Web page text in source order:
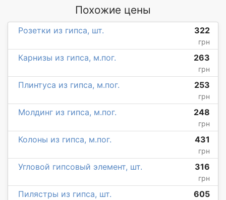
Похожие цены
Розетки из гипса, шт. 322
грн
Карнизы из гипса, м.пог. 263
грн
Плинтуса из гипса, м.пог. 253
грн
Молдинг из гипса, м.пог. 248
грн
Колоны из гипса, м.пог. 431
грн
Угловой гипсовый элемент, шт. 316
грн
Пилястры из гипса, шт. 605